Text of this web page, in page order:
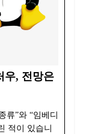
우, 전망은
류”와 “임베디
적이 있습니